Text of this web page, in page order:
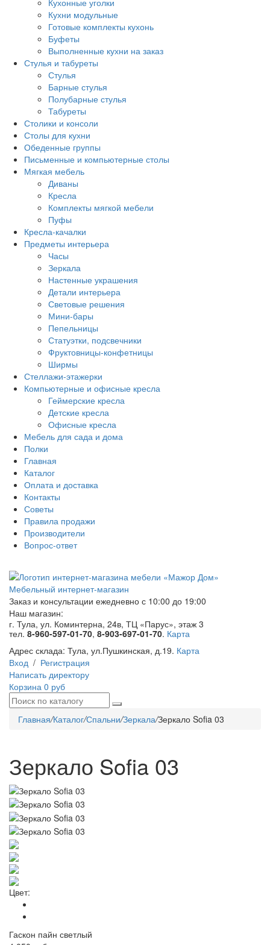
Кухонные уголки
Кухни модульные
Готовые комплекты кухонь
Буфеты
Выполненные кухни на заказ
Стулья и табуреты
Стулья
Барные стулья
Полубарные стулья
Табуреты
Столики и консоли
Столы для кухни
Обеденные группы
Письменные и компьютерные столы
Мягкая мебель
Диваны
Кресла
Комплекты мягкой мебели
Пуфы
Кресла-качалки
Предметы интерьера
Часы
Зеркала
Настенные украшения
Детали интерьера
Световые решения
Мини-бары
Пепельницы
Статуэтки, подсвечники
Фруктовницы-конфетницы
Ширмы
Стеллажи-этажерки
Компьютерные и офисные кресла
Геймерские кресла
Детские кресла
Офисные кресла
Мебель для сада и дома
Полки
Главная
Каталог
Оплата и доставка
Контакты
Советы
Правила продажи
Производители
Вопрос-ответ
Мебельный интернет-магазин
Заказ и консультации ежедневно с 10:00 до 19:00
Наш магазин:
г. Тула, ул. Коминтерна, 24в, ТЦ «Парус», этаж 3
тел. 8-960-597-01-70, 8-903-697-01-70. Карта
Адрес склада: Тула, ул.Пушкинская, д.19. Карта
Вход / Регистрация
Написать директору
Корзина 0 руб
Главная/Каталог/Спальни/Зеркала/Зеркало Sofia 03
Зеркало Sofia 03
Цвет:
Гаскон пайн светлый